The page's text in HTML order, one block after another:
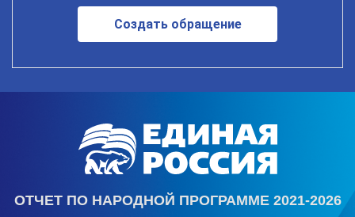
Создать обращение
ОТЧЕТ ПО НАРОДНОЙ ПРОГРАММЕ 2021-2026